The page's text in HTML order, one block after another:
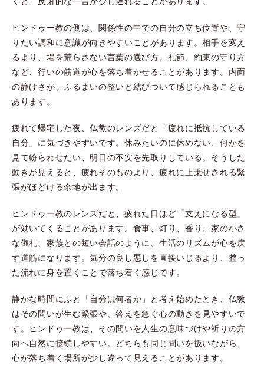
ヒンドゥー教の側は、関係性の中での自分の立ち位置や、守
りたい調和に意識が向きやすいことがあります。相手を変え
るより、場を荒らさない言葉の選び方、礼節、約束の守り方
など、行いの筋道が心を落ち着かせることがあります。内面
の静けさが、ふるまいの整いと結びついて感じられることも
あります。
疲れて帰宅した夜、仏教のレンズだと「疲れに抵抗している
自分」に気づきやすいです。休みたいのに休めない、何かを
見て紛らわせたい、明日の不安を先取りしている。そうした
動きが見えると、疲れそのものより、疲れに上乗せされる緊
張がほどける余地が出ます。
ヒンドゥー教のレンズだと、疲れた日ほど「支えになる型」
が効いてくることがあります。食事、灯り、香り、家の小さ
な儀礼、家族との短い会話のように、生活のリズムが心を戻
す道筋になります。気分の良し悪しを直接いじるより、整っ
た流れに身を置くことで落ち着く感じです。
静かな時間にふと「自分は何者か」と考え始めたとき、仏教
はその問いが生む緊張や、答えを急ぐ心の動きを見やすいで
す。ヒンドゥー教は、その問いを人生の意味づけや祈りの方
向へ自然に接続しやすい。どちらも同じ問いを扱いながら、
心が落ち着く場所が少し違って見えることがあります。